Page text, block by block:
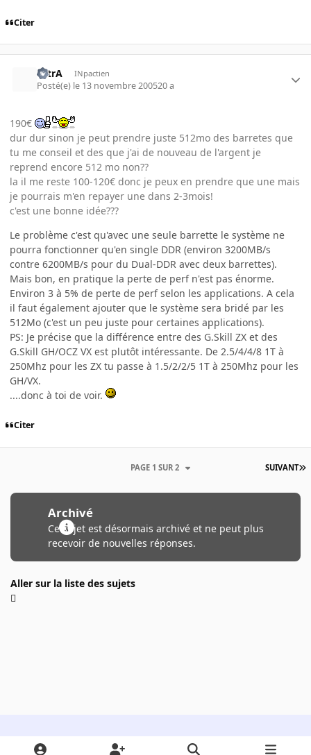
Citer
UltrA INpactien
Posté(e) le 13 novembre 200520 a
190€
dur dur sinon je peut prendre juste 512mo des barretes que
tu me conseil et des que j'ai de nouveau de l'argent je
reprend encore 512 mo non??
la il me reste 100-120€ donc je peux en prendre que une mais
je pourrais m'en repayer une dans 2-3mois!
c'est une bonne idée???
Le problème c'est qu'avec une seule barrette le système ne
pourra fonctionner qu'en single DDR (environ 3200MB/s
contre 6200MB/s pour du Dual-DDR avec deux barrettes).
Mais bon, en pratique la perte de perf n'est pas énorme.
Environ 3 à 5% de perte de perf selon les applications. A cela
il faut également ajouter que le système sera bridé par les
512Mo (c'est un peu juste pour certaines applications).
PS: Je précise que la différence entre des G.Skill ZX et des
G.Skill GH/OCZ VX est plutôt intéressante. De 2.5/4/4/8 1T à
250Mhz pour les ZX tu passe à 1.5/2/2/5 1T à 250Mhz pour les
GH/VX.
....donc à toi de voir.
Citer
SUIVANT
PAGE 1 SUR 2
Archivé
Ce sujet est désormais archivé et ne peut plus
recevoir de nouvelles réponses.
Aller sur la liste des sujets